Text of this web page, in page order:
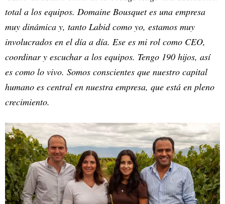
total a los equipos. Domaine Bousquet es una empresa
muy dinámica y, tanto Labid como yo, estamos muy
involucrados en el día a día. Ese es mi rol como CEO,
coordinar y escuchar a los equipos. Tengo 190 hijos, así
es como lo vivo. Somos conscientes que nuestro capital
humano es central en nuestra empresa, que está en pleno
crecimiento.